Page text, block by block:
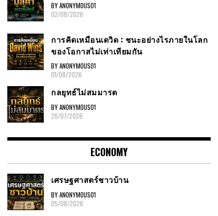
BY ANONYMOUS01
02/08/2026
การคิดเหมือนเดวิด : ชนะอย่างไรภายในโลก
ของโอกาสไม่เท่าเทียมกัน
BY ANONYMOUS01
01/08/2026
กลยุทธ์ไม่สมมารต
BY ANONYMOUS01
26/07/2026
ECONOMY
เศรษฐศาสตร์ชาวบ้าน
BY ANONYMOUS01
05/08/2026